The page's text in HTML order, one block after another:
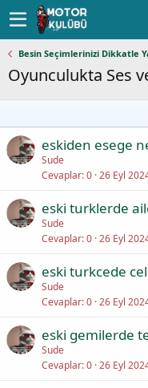
Besin Seçimlerinizi Dikkatle
Oyunculukta Ses
eskiden esege
Sude
Cevaplar 0 26 Eyl
eski turklerde
Sude
Cevaplar 0 26 Eyl
eski turkcede
Sude
Cevaplar 0 26 Eyl
eski gemilerde
Sude
Cevaplar 0 26 Eyl